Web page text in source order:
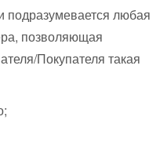
любая
позволяющая
Покупателя такая